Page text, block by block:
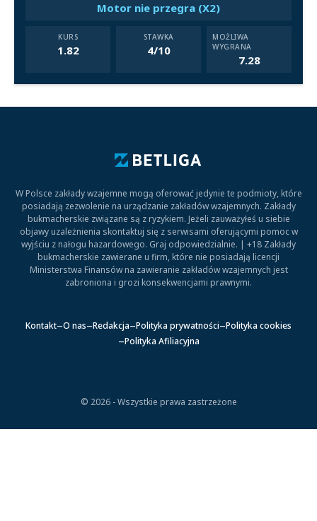
Motor nie przegra (X2)
KURS
1.82
STAWKA
4/10
MOŻLIWA
WYGRANA
7.28
W Polsce zakłady wzajemne mogą oferować jedynie te podmioty, które
posiadają zezwolenie na urządzanie zakładów wzajemnych. Zakłady
bukmacherskie związane są z ryzykiem. Jeżeli zauważyłeś u siebie
objawy uzależnienia skontaktuj się z serwisami oferującymi pomoc w
wyjściu z nałogu hazardowego. Graj odpowiedzialnie. | +18 Zakłady
bukmacherskie zawierane u firm, które nie posiadają licencji
Ministerstwa Finansów na zawieranie zakładów wzajemnych jest
zabroniona i grozi konsekwencjami prawnymi.
Kontakt O nas Redakcja Polityka prywatności Polityka cookies
Polityka Afiliacyjna
© 2026 - Wszystkie prawa zastrzeżone